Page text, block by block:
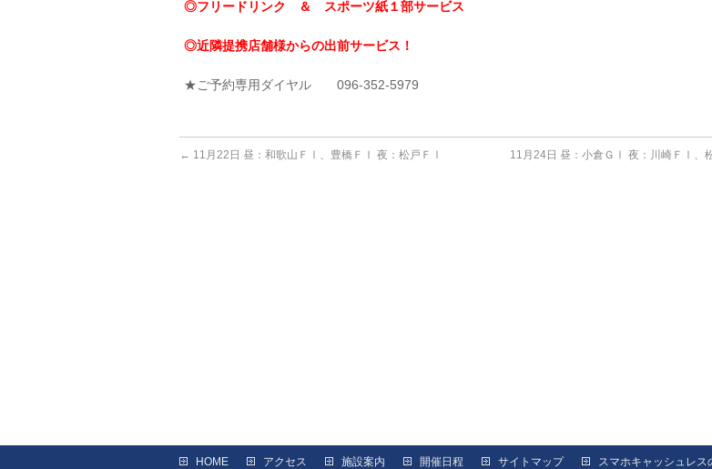
◎フリードリンク ＆ スポーツ紙１部サービス
◎近隣提携店舗様からの出前サービス！
★ご予約専用ダイヤル 096-352-5979
← 11月22日 昼：和歌山ＦⅠ、豊橋ＦⅠ 夜：松戸ＦⅠ 11月24日 昼：小倉ＧⅠ 夜：川崎ＦⅠ、
HOME アクセス 施設案内 開催日程 サイトマップ スマホキャッシュレス